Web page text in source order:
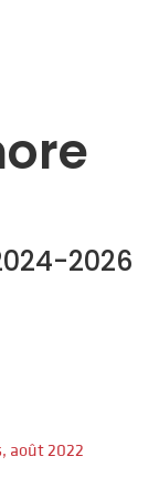
2026
août 2022